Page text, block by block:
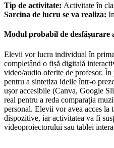
Tip de activitate: Activitate în
Sarcina de lucru se va realiza:
Modul probabil de desfășurare
Elevii vor lucra individual în
completând o fișă digitală
video/audio oferite de profesor.
pentru a sintetiza ideile într-o
ușor accesibile (Canva, Google
real pentru a reda comparația
personal. Elevii vor avea acces la
dispozitive, iar activitatea va fi
videoproiectorului sau tablei